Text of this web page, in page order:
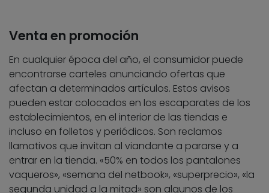
Venta en promoción
En cualquier época del año, el consumidor puede
encontrarse carteles anunciando ofertas que
afectan a determinados artículos. Estos avisos
pueden estar colocados en los escaparates de los
establecimientos, en el interior de las tiendas e
incluso en folletos y periódicos. Son reclamos
llamativos que invitan al viandante a pararse y a
entrar en la tienda. «50% en todos los pantalones
vaqueros», «semana del netbook», «superprecio», «la
segunda unidad a la mitad» son algunos de los